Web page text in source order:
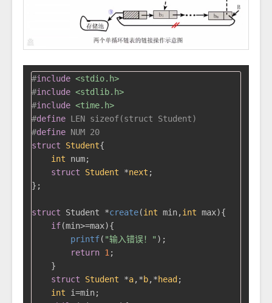
#include <stdio.h>
#include <stdlib.h>
#include <time.h>
#define LEN sizeof(struct Student)
#define NUM 20
struct
Student{
int num;
struct
Student *next ;
};
struct Student *create(int min,int max){
if(min>=max){
printf( "输入错误！" );
return 1 ;
    }
struct
Student *a,*b,*head ;
int i=min;